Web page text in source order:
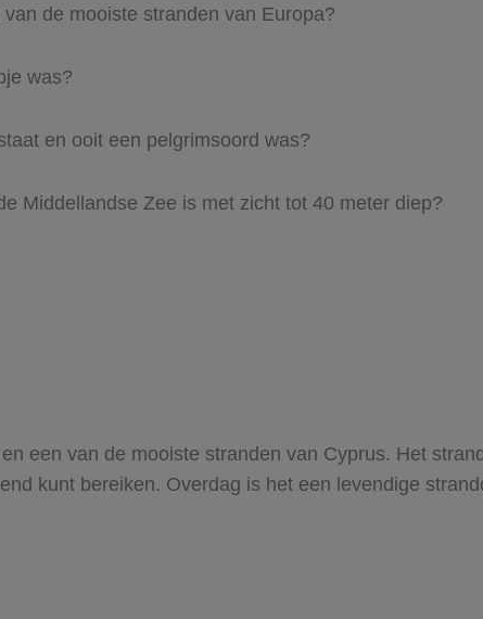
de mooiste stranden van Europa?
was?
en ooit een pelgrimsoord was?
Middellandse Zee is met zicht tot 40 meter diep?
een van de mooiste stranden van Cyprus. Het
kunt bereiken. Overdag is het een levendige